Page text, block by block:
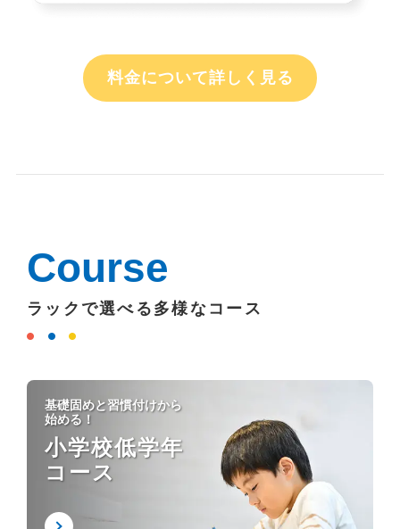
料金について詳しく見る
Course
ラックで選べる多様なコース
基礎固めと習慣付けから
始める！
小学校低学年
コース